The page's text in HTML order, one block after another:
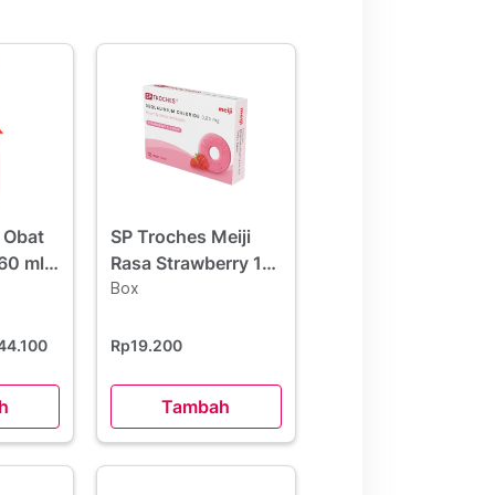
ml
SP Troches Meiji
Rasa Strawberry 12
Tablet
Box
Rp19.200
Tambah